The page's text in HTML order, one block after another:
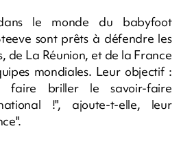
le monde du babyfoot
sont prêts à défendre les
de La Réunion, et de la France
mondiales. Leur objectif :
briller le savoir-faire
!", ajoute-t-elle, leur